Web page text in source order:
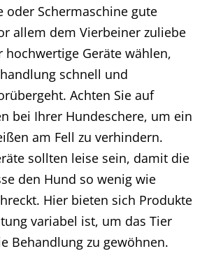
oder Schermaschine gute
allem dem Vierbeiner zuliebe
hochwertige Geräte wählen,
schnell und
Achten Sie auf
bei Ihrer Hundeschere, um ein
am Fell zu verhindern.
sollten leise sein, damit die
den Hund so wenig wie
Hier bieten sich Produkte
variabel ist, um das Tier
Behandlung zu gewöhnen.